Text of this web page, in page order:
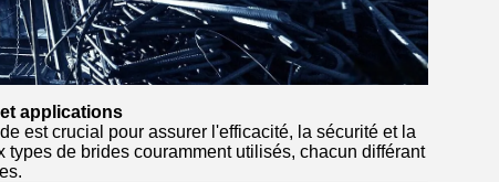
applications
est crucial pour assurer l'efficacité, la sécurité et la
de brides couramment utilisés, chacun différant